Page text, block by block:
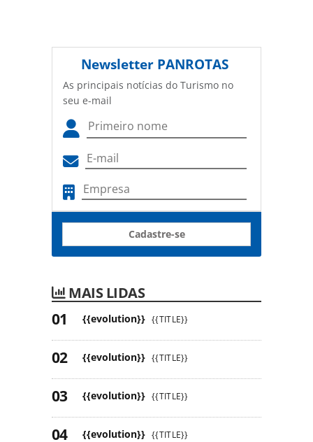
Newsletter PANROTAS
As principais notícias do Turismo no
seu e-mail
Cadastre-se
MAIS LIDAS
{{evolution}} {{TITLE}}
{{evolution}} {{TITLE}}
{{evolution}} {{TITLE}}
{{evolution}} {{TITLE}}